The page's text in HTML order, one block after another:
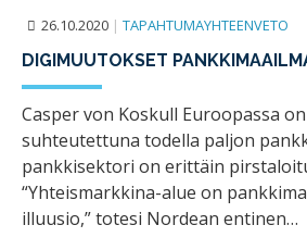
26.10.2020 | TAPAHTUMAYHTEENVETO
DIGIMUUTOKSET
Casper von Koskull Euroopassa
suhteutettuna todella paljon
pankkisektori on erittäin
“Yhteismarkkina-alue on
illuusio,” totesi Nordean entinen…